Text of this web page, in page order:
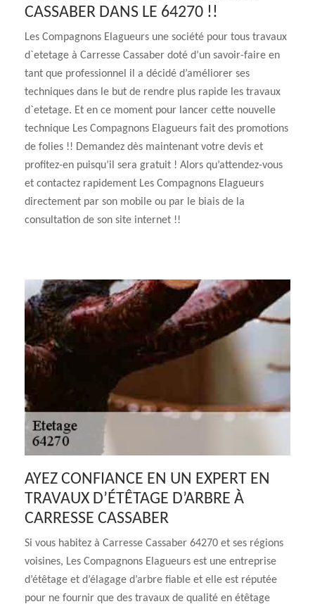
CASSABER DANS LE 64270 !!
Les Compagnons Elagueurs une société pour tous travaux
d`etetage à Carresse Cassaber doté d’un savoir-faire en
tant que professionnel il a décidé d’améliorer ses
techniques dans le but de rendre plus rapide les travaux
d`etetage. Et en ce moment pour lancer cette nouvelle
technique Les Compagnons Elagueurs fait des promotions
de folies !! Demandez dès maintenant votre devis et
profitez-en puisqu’il sera gratuit ! Alors qu’attendez-vous
et contactez rapidement Les Compagnons Elagueurs
directement par son mobile ou par le biais de la
consultation de son site internet !!
AYEZ CONFIANCE EN UN EXPERT EN
TRAVAUX D’ÉTÊTAGE D’ARBRE À
CARRESSE CASSABER
Si vous habitez à Carresse Cassaber 64270 et ses régions
voisines, Les Compagnons Elagueurs est une entreprise
d’étêtage et d’élagage d’arbre fiable et elle est réputée
pour ne fournir que des travaux de qualité en étêtage